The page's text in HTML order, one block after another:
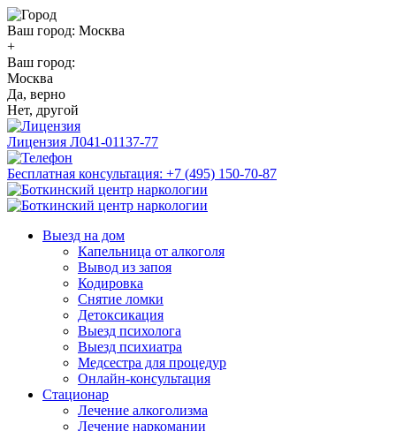
Ваш город: Москва
+
Ваш город:
Москва
Да, верно
Нет, другой
Лицензия Л041-01137-77
Бесплатная консультация: +7 (495) 150-70-87
Выезд на дом
Капельница от алкоголя
Вывод из запоя
Кодировка
Снятие ломки
Детоксикация
Выезд психолога
Выезд психиатра
Медсестра для процедур
Онлайн-консультация
Стационар
Лечение алкоголизма
Лечение наркомании